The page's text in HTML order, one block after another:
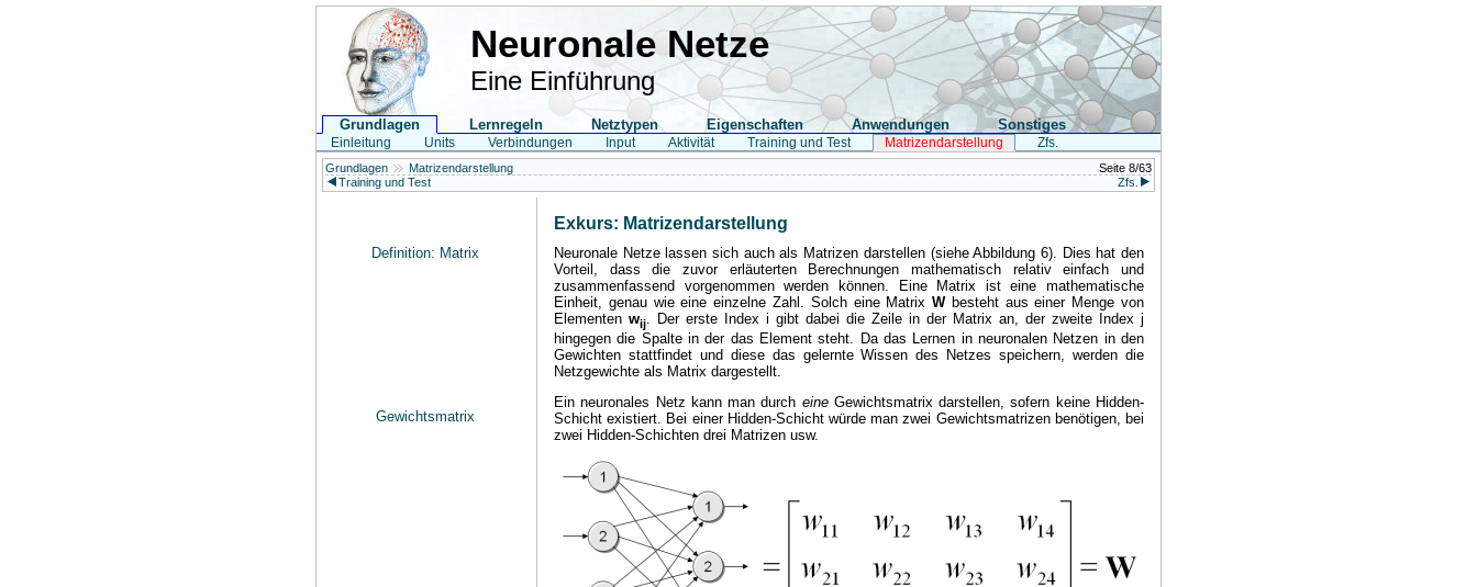
Neuronale Netze
Eine Einführung
Grundlagen Lernregeln Netztypen Eigenschaften Anwendungen Sonstiges
Einleitung Units Verbindungen Input Aktivität Training und Test Matrizendarstellung Zfs.
Grundlagen Matrizendarstellung
Seite 8/63
Training und Test
Zfs.
Exkurs: Matrizendarstellung
Definition: Matrix
Neuronale Netze lassen sich auch als Matrizen darstellen (siehe Abbildung 6). Dies hat den
Vorteil, dass die zuvor erläuterten Berechnungen mathematisch relativ einfach und
zusammenfassend vorgenommen werden können. Eine Matrix ist eine mathematische
Einheit, genau wie eine einzelne Zahl. Solch eine MatrixWbesteht aus einer Menge von
Elementen wij. Der erste Index i gibt dabei die Zeile in der Matrix an, der zweite Index j
hingegen die Spalte in der das Element steht. Da das Lernen in neuronalen Netzen in den
Gewichten stattfindet und diese das gelernte Wissen des Netzes speichern, werden die
Netzgewichte als Matrix dargestellt.
Gewichtsmatrix
Ein neuronales Netz kann man durch eineGewichtsmatrix darstellen, sofern keine Hidden-
Schicht existiert. Bei einer Hidden-Schicht würde man zwei Gewichtsmatrizen benötigen, bei
zwei Hidden-Schichten drei Matrizen usw.